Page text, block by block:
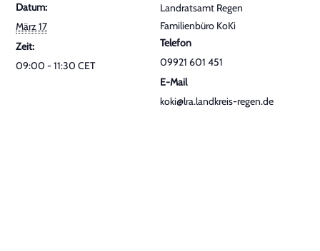
Datum:
März 17
Zeit:
09:00 - 11:30CET
Landratsamt Regen
Familienbüro KoKi
Telefon
09921 601 451
E-Mail
koki@lra.landkreis-regen.de